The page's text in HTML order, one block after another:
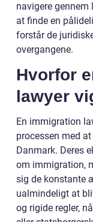
navigere
at finde en
forstår de
overgangene.
Hvorfor
lawyer
En immigration
processen med
Danmark. Deres
om immigration,
sig de konstante
ualmindeligt at
og rigide regler,